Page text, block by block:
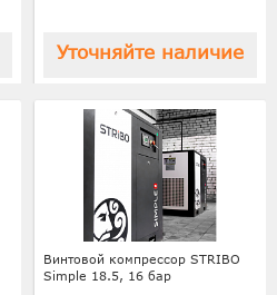
Уточняйте наличие
Винтовой компрессор STRIBO
Simple 18.5, 16 бар